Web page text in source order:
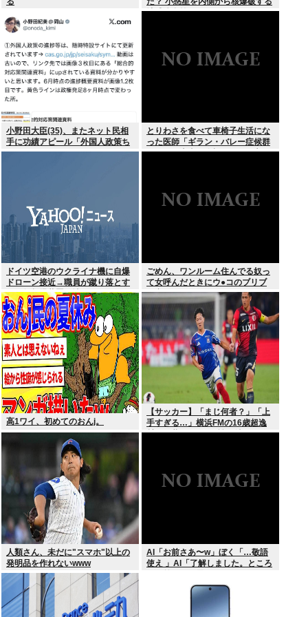
地球防衛策
小野田大臣(35)、またネット民相
手に功績アピール「外国人政策ち
ゃんとやってます」www
とりわさを食べて車椅子生活にな
った医師「ギラン・バレー症候群
になって本当に絶望。死んだ方が
ドイツ空港のウクライナ機に自爆
ドローン接近→職員が蹴り落とす
→偶然起爆装置が壊れセーフ
ごめん、ワンルーム住んでる奴っ
て女呼んだときにウ●コのブリブ
リ音どうしてんの？？
高1ワイ、初めてのおんj。
【サッカー】「まじ何者？」「上
手すぎる…」横浜FMの16歳超逸
材が開幕Jデビュー戦で魅せた”衝
人類さん、未だに"スマホ"以上の
発明品を作れないwww
AI「お前さあ〜w」ぼく「…敬語
使え 」AI「了解しました。ところ